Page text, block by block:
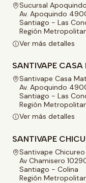
Sucursal Apoquindo
Av. Apoquindo
Santiago - Las
Región
Ver más detalles
SANTIVAPE CASA
Santivape Casa
Av. Apoquindo
Santiago - Las
Región
Ver más detalles
SANTIVAPE
Santivape Chicureo
Av Chamisero
Santiago - Colina
Región